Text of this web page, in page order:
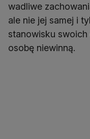
wadliwe
ale nie jej samej i
stanowisku swoich
osobę niewinną.